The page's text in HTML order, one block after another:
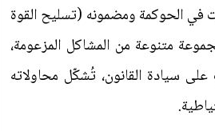
في الحوكمة ومضمونه (تسليح القوة
متنوعة من المشاكل المزعومة،
سيادة القانون، تُشكّل محاولاته